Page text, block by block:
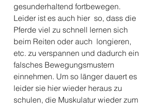
gesunderhaltend fortbewegen.
Leider ist es auch hier  so, dass die
Pferde viel zu schnell lernen sich
beim Reiten oder auch  longieren,
etc. zu verspannen und dadurch ein
falsches Bewegungsmustern
einnehmen. Um so länger dauert es
leider sie hier wieder heraus zu
schulen, die Muskulatur wieder zum